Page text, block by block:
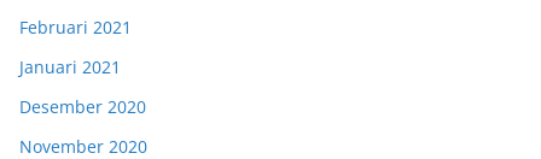
Februari 2021
Januari 2021
Desember 2020
November 2020